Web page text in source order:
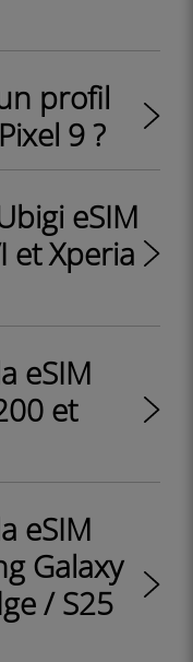
profil
9 ?
eSIM
et Xperia
eSIM
et
eSIM
Galaxy
/ S25